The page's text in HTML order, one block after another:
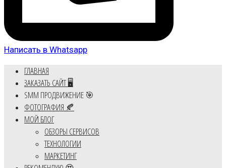
Написать в Whatsapp
ГЛАВНАЯ
ЗАКАЗАТЬ САЙТ 🖥️
SMM ПРОДВИЖЕНИЕ 🎯
ФОТОГРАФИЯ 🍂
МОЙ БЛОГ
ОБЗОРЫ СЕРВИСОВ
ТЕХНОЛОГИИ
МАРКЕТИНГ